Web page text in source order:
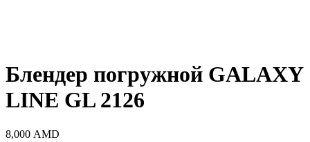
Блендер погружной GALAXY
LINE GL 2126
8,000 AMD